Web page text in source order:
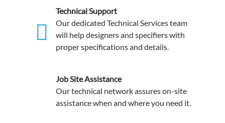
Technical Support
Our dedicated Technical Services team
will help designers and specifiers with
proper specifications and details.
Job Site Assistance
Our technical network assures on-site
assistance when and where you need it.